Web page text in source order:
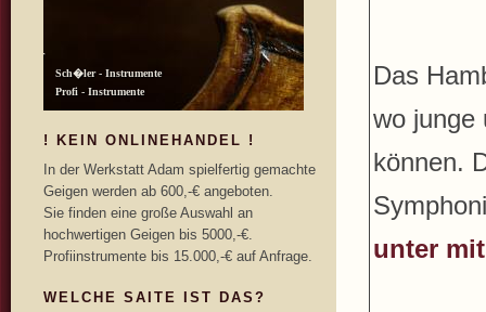
Das
wo junge
können.
unter
! KEIN ONLINEHANDEL !
In der Werkstatt Adam spielfertig gemachte
Geigen werden ab 600,-€ angeboten.
Sie finden eine große Auswahl an
hochwertigen Geigen bis 5000,-€.
Profiinstrumente bis 15.000,-€ auf Anfrage.
WELCHE SAITE IST DAS?